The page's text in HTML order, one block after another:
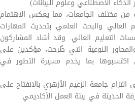
الاصطناعي وعلوم البيانات)
مختلف الجامعات، مما يعكس الاهتمام
العالي والبحث العلمي بتحديث المهارات
التعليم العالي. وقد أشاد المشاركون
النوعية التي طُرحت، مؤكدين على
اكتسبوها بما يخدم مسيرة التطور في
جامعة الزعيم الأزهري بالانفتاح على
الحديثة في بيئة العمل الأكاديمي.